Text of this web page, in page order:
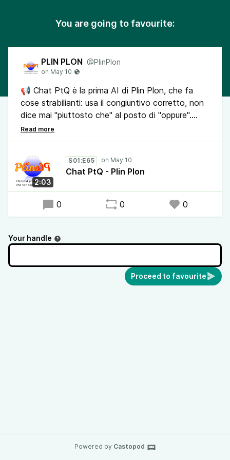
You are going to favourite:
PLIN PLON @PlinPlon
📢 Chat PtQ è la prima AI di Plin Plon, che fa
cose strabilianti: usa il congiuntivo corretto, non
dice mai "piuttosto che" al posto di "oppure".
Strabiliante!
LinkedIn, quanto tu sia una persona esperta di AI!
Bisogna vedere se c'è qualcuno che ci abbia mai
creduto.
un bel regalo per chi lo ascolta.
2:03
S01:E65
Chat PtQ - Plin Plon
0 0 0
Your handle
Proceed to favourite
Powered by Castopod